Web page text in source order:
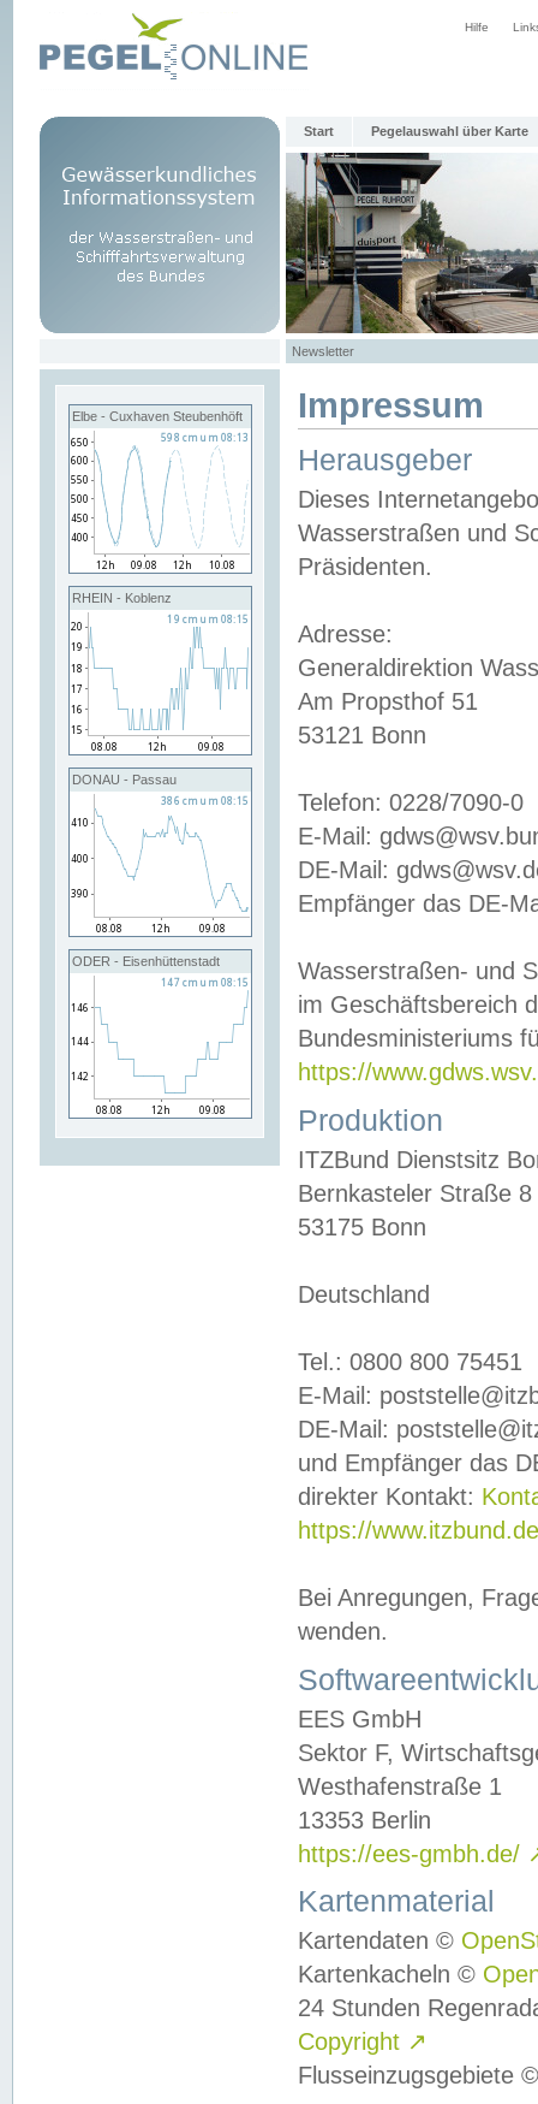
Hilfe
Start Pegelauswahl über Karte
Newsletter
Elbe - Cuxhaven Steubenhöft
RHEIN - Koblenz
DONAU - Passau
ODER - Eisenhüttenstadt
Impressum
Herausgeber
Dieses
Wasserstraßen und
Präsidenten.
Adresse:
Generaldirektion
Am Propsthof 51
53121 Bonn
Telefon: 0228/7090-0
E-Mail:
DE-Mail:
Empfänger das DE-
Wasserstraßen- und
im Geschäftsbereich
Bundesministeriums
https://
Produktion
ITZBund Dienstsitz
Bernkasteler Straße 8
53175 Bonn
Deutschland
Tel.: 0800 800 75451
E-Mail:
DE-Mail:
und Empfänger das
direkter Kontakt:
https://
Bei Anregungen,
wenden.
EES GmbH
Sektor F,
Westhafenstraße 1
13353 Berlin
https://ees-gmbh.de/
Kartenmaterial
Kartendaten ©
Kartenkacheln ©
24 Stunden
Copyright ↗
Flusseinzugsgebiete